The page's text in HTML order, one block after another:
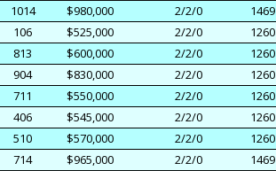
1014
$980,000 2/2/0 1469
106
$525,000 2/2/0 1260
813
$600,000 2/2/0 1260
904
$830,000 2/2/0 1260
711
$550,000 2/2/0 1260
406
$545,000 2/2/0 1260
510
$570,000 2/2/0 1260
714
$965,000 2/2/0 1469